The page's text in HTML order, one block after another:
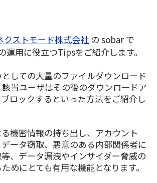
クストモード株式会社 の sobar で
用に役立つTipsをご紹介します。
しての大量のファイルダウンロード
当ユーザはその後のダウンロードア
ロックするといった方法をご紹介し
機密情報の持ち出し、アカウント
ータ窃取、悪意のある内部関係者に
、データ漏洩やインサイダー脅威の
めにとても有用な機能となります。